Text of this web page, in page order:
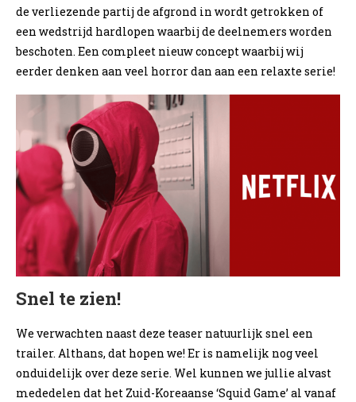
de verliezende partij de afgrond in wordt getrokken of
een wedstrijd hardlopen waarbij de deelnemers worden
beschoten. Een compleet nieuw concept waarbij wij
eerder denken aan veel horror dan aan een relaxte serie!
Snel te zien!
We verwachten naast deze teaser natuurlijk snel een
trailer. Althans, dat hopen we! Er is namelijk nog veel
onduidelijk over deze serie. Wel kunnen we jullie alvast
mededelen dat het Zuid-Koreaanse ‘Squid Game’ al vanaf